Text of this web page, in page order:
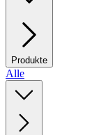
Produkte
Alle